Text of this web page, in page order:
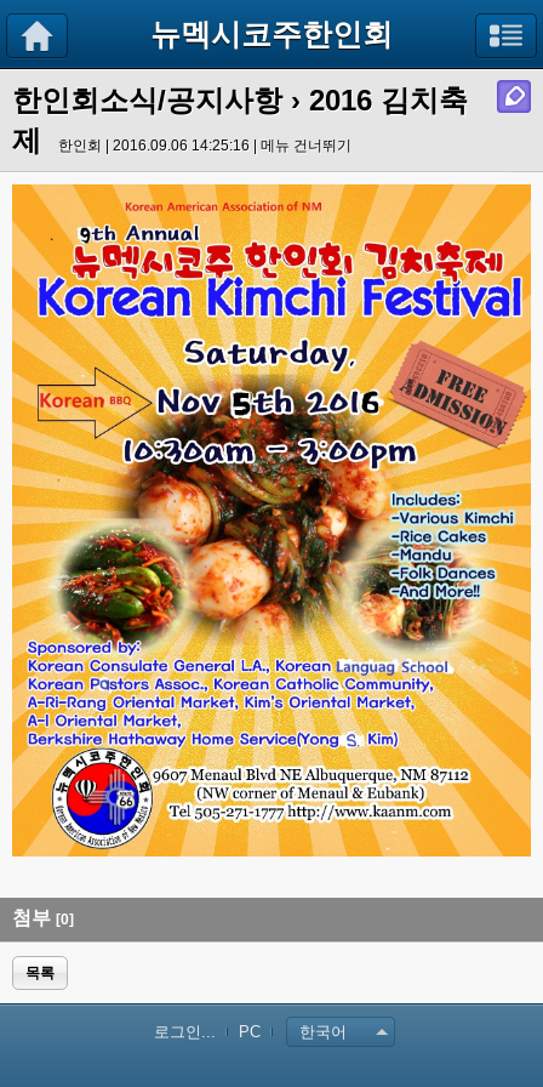
뉴멕시코주한인회
한인회소식/공지사항› 2016 김치축
제
한인회 | 2016.09.06 14:25:16 | 메뉴 건너뛰기
첨부 [0]
목록
로그인... PC 한국어